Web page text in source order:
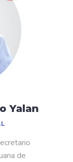
Yalan
de